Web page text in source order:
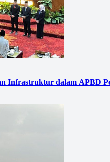
Infrastruktur dalam APBD